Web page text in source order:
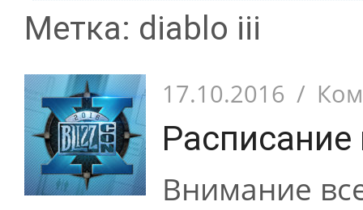
Метка: diablo iii
17.10.2016 /
Расписание
Внимание